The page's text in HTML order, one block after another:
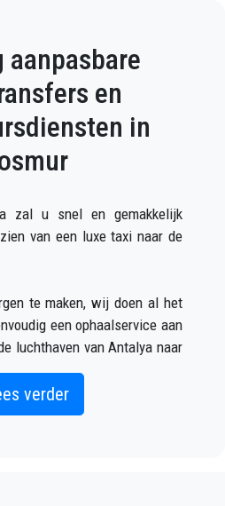
en
in
zal u snel en gemakkelijk
van een luxe taxi naar de
te maken, wij doen al het
een ophaalservice aan
luchthaven van Antalya naar
als telefonisch kan) en u
buiten de aankomsthal
geschreven wanneer uw
verder